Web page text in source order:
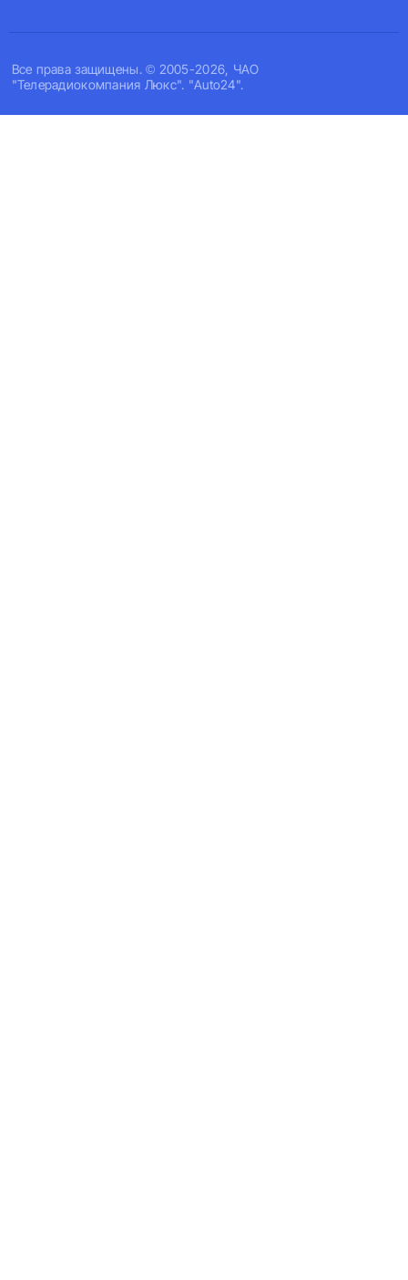
Все права защищены. © 2005-2026, ЧАО
"Телерадиокомпания Люкс". "Auto24".